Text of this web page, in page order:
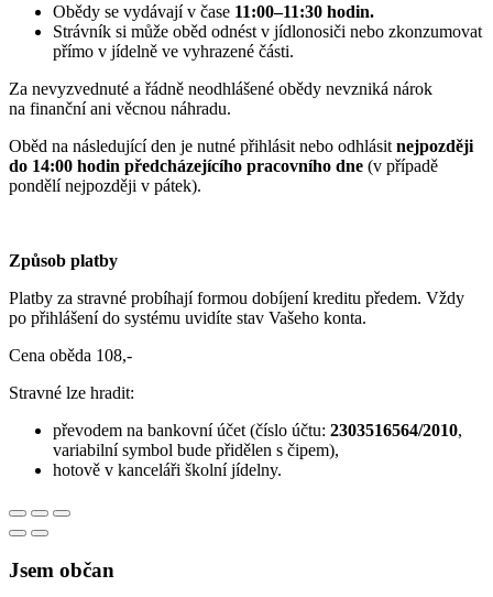
Obědy se vydávají v čase 11:00–11:30 hodin.
Strávník si může oběd odnést v jídlonosiči nebo zkonzumovat
přímo v jídelně ve vyhrazené části.
Za nevyzvednuté a řádně neodhlášené obědy nevzniká nárok
na finanční ani věcnou náhradu.
Oběd na následující den je nutné přihlásit nebo odhlásit nejpozději
do 14:00 hodin předcházejícího pracovního dne (v případě
pondělí nejpozději v pátek).
Způsob platby
Platby za stravné probíhají formou dobíjení kreditu předem. Vždy
po přihlášení do systému uvidíte stav Vašeho konta.
Cena oběda 108,-
Stravné lze hradit:
převodem na bankovní účet (číslo účtu: 2303516564/2010,
variabilní symbol bude přidělen s čipem),
hotově v kanceláři školní jídelny.
Jsem občan